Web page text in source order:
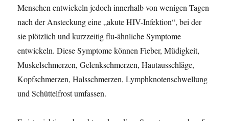
u
c
p
l
ö
z
l
Menschen entwickeln jedoch innerhalb von wenigen Tagen
nach der Ansteckung eine „akute HIV-Infektion“, bei der
sie plötzlich und kurzzeitig flu-ähnliche Symptome
entwickeln. Diese Symptome können Fieber, Müdigkeit,
Muskelschmerzen, Gelenkschmerzen, Hautausschläge,
Kopfschmerzen, Halsschmerzen, Lymphknotenschwellung
und Schüttelfrost umfassen.